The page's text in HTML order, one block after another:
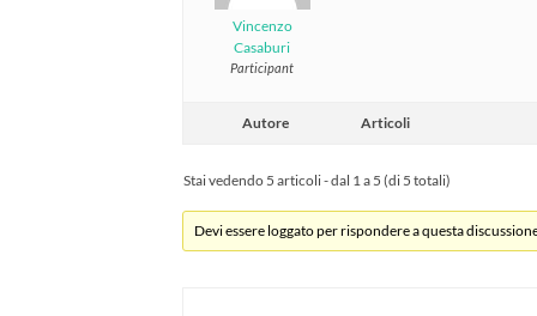
Vincenzo
Casaburi
Participant
Autore Articoli
Stai vedendo 5 articoli - dal 1 a 5 (di 5 totali)
Devi essere loggato per rispondere a questa